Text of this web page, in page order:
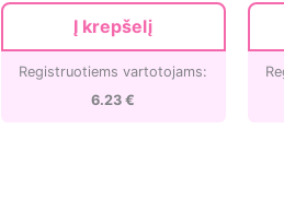
curve
120
tips/12
Į krepšelį
Registruotiems vartotojams:
6.23€
size